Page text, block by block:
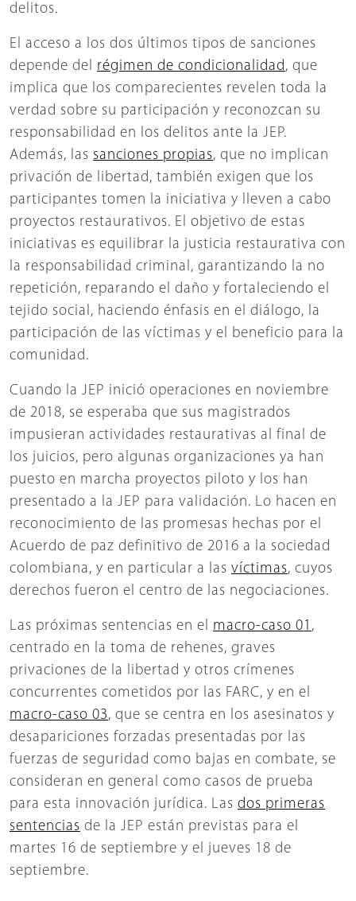
delitos.
El acceso a los dos últimos tipos de sanciones
depende del régimen de condicionalidad, que
implica que los comparecientes revelen toda la
verdad sobre su participación y reconozcan su
responsabilidad en los delitos ante la JEP.
Además, las sanciones propias, que no implican
privación de libertad, también exigen que los
participantes tomen la iniciativa y lleven a cabo
proyectos restaurativos. El objetivo de estas
iniciativas es equilibrar la justicia restaurativa con
la responsabilidad criminal, garantizando la no
repetición, reparando el daño y fortaleciendo el
tejido social, haciendo énfasis en el diálogo, la
participación de las víctimas y el beneficio para la
comunidad.
Cuando la JEP inició operaciones en noviembre
de 2018, se esperaba que sus magistrados
impusieran actividades restaurativas al final de
los juicios, pero algunas organizaciones ya han
puesto en marcha proyectos piloto y los han
presentado a la JEP para validación. Lo hacen en
reconocimiento de las promesas hechas por el
Acuerdo de paz definitivo de 2016 a la sociedad
colombiana, y en particular a las víctimas, cuyos
derechos fueron el centro de las negociaciones.
Las próximas sentencias en el macro-caso 01 ,
centrado en la toma de rehenes, graves
privaciones de la libertad y otros crímenes
concurrentes cometidos por las FARC, y en el
macro-caso 03, que se centra en los asesinatos y
desapariciones forzadas presentadas por las
fuerzas de seguridad como bajas en combate, se
consideran en general como casos de prueba
para esta innovación jurídica. Las dos primeras
sentencias de la JEP están previstas para el
martes 16 de septiembre y el jueves 18 de
septiembre.